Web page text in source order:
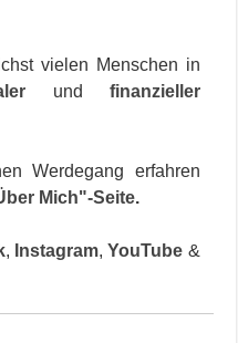
vielen Menschen in
und finanzieller
Werdegang erfahren
Mich"-Seite.
, Instagram,YouTube &